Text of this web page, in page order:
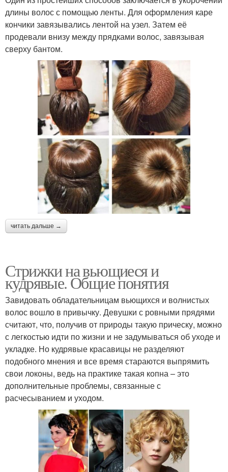
длины волос с помощью ленты. Для оформления каре
кончики завязывались лентой на узел. Затем её
продевали внизу между прядками волос, завязывая
сверху бантом.
читать дальше →
Стрижки на вьющиеся и
кудрявые. Общие понятия
Завидовать обладательницам вьющихся и волнистых
волос вошло в привычку. Девушки с ровными прядями
считают, что, получив от природы такую прическу, можно
с легкостью идти по жизни и не задумываться об уходе и
укладке. Но кудрявые красавицы не разделяют
подобного мнения и все время стараются выпрямить
свои локоны, ведь на практике такая копна – это
дополнительные проблемы, связанные с
расчесыванием и уходом.